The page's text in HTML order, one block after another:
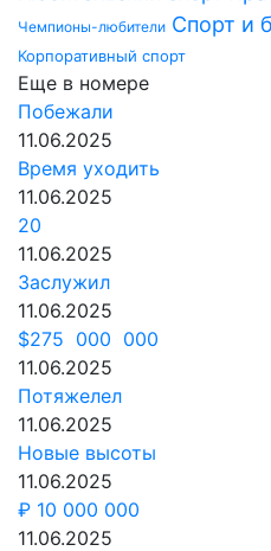
Чемпионы-любители Спорт и
Корпоративный спорт
Еще в номере
Побежали
11.06.2025
Время уходить
11.06.2025
20
11.06.2025
Заслужил
11.06.2025
$275 000 000
11.06.2025
Потяжелел
11.06.2025
Новые высоты
11.06.2025
₽ 10 000 000
11.06.2025